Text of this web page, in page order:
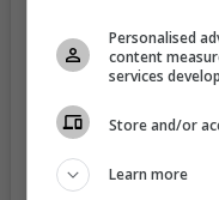
Personalised
content
services
Store and/or
Learn more